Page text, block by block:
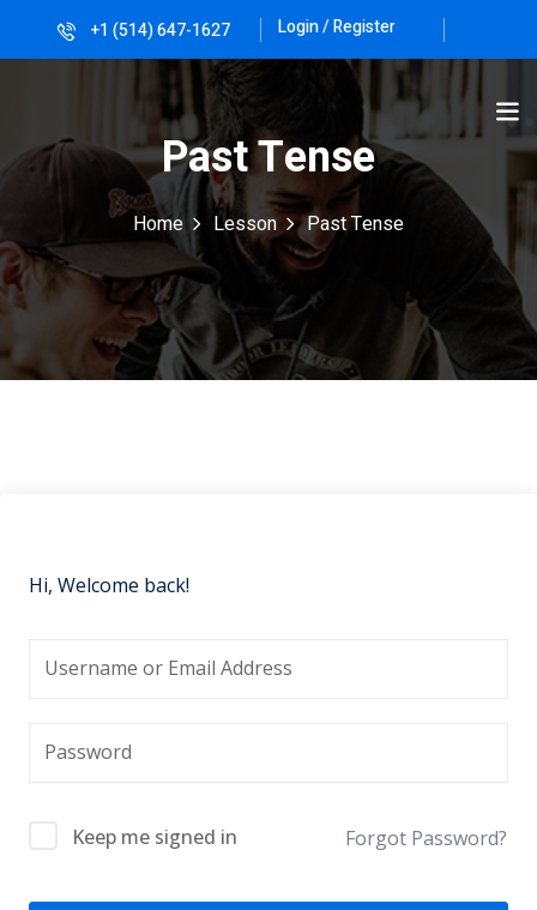
+1 (514) 647-1627 Login / Register
Past Tense
Home Lesson Past Tense
Hi, Welcome back!
Keep me signed in Forgot Password?
Sign in Sign up
Sign in
Don’t have an account?Sign up